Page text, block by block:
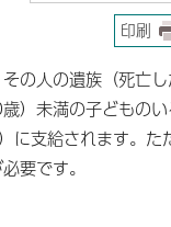
印刷
の人の遺族（死亡
）未満の子どもの
に支給されます。
要です。